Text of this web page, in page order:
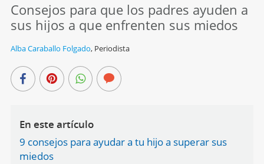
Consejos para que los padres ayuden a
sus hijos a que enfrenten sus miedos
Alba Caraballo Folgado, Periodista
En este artículo
9 consejos para ayudar a tu hijo a superar sus
miedos